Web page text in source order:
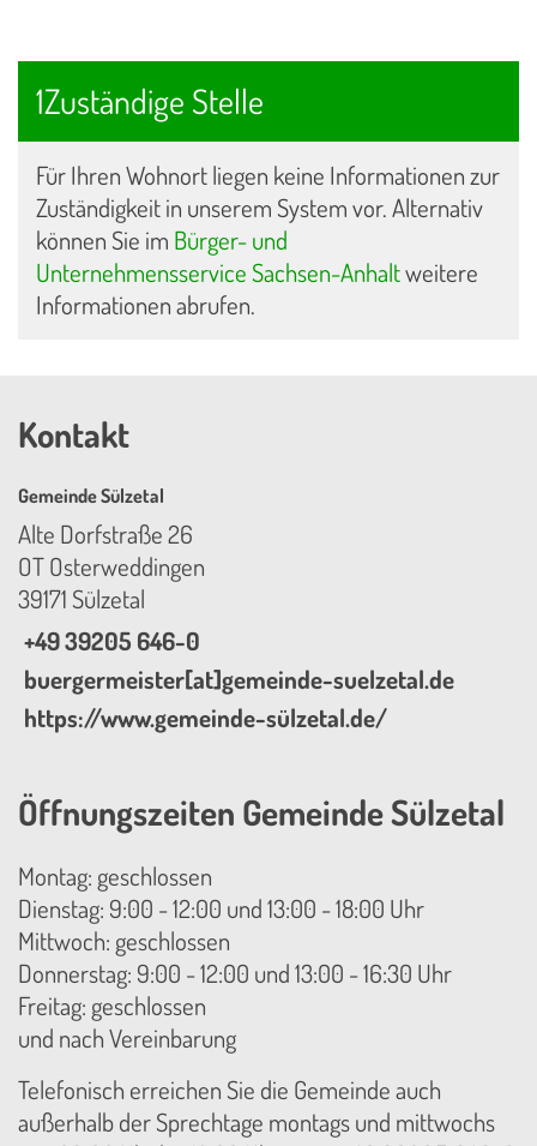
1Zuständige Stelle
Für Ihren Wohnort liegen keine Informationen zur
Zuständigkeit in unserem System vor. Alternativ
können Sie im Bürger- und
Unternehmensservice Sachsen-Anhaltweitere
Informationen abrufen.
Kontakt
Gemeinde Sülzetal
Alte Dorfstraße 26
OT Osterweddingen
39171 Sülzetal
+49 39205 646-0
buergermeister[at]gemeinde-suelzetal.de
https://www.gemeinde-sülzetal.de/
Öffnungszeiten Gemeinde Sülzetal
Montag: geschlossen
Dienstag: 9:00 - 12:00 und 13:00 - 18:00 Uhr
Mittwoch: geschlossen
Donnerstag: 9:00 - 12:00 und 13:00 - 16:30 Uhr
Freitag: geschlossen
und nach Vereinbarung
Telefonisch erreichen Sie die Gemeinde auch
außerhalb der Sprechtage montags und mittwochs